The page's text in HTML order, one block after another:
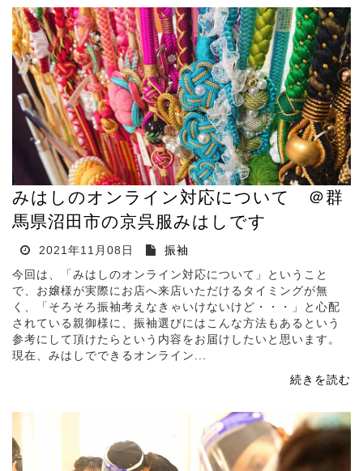
みはしのオンライン対応について ＠群
馬県沼田市の京呉服みはしです
2021年11月08日
振袖
今回は、「みはしのオンライン対応について」ということ
で、お嬢様が実際にお店へ来店いただけるタイミングが無
く、「そろそろ振袖考えなきゃいけないけど・・・」と心配
されている親御様に、振袖選びにはこんな方法もあるという
参考にして頂けたらという内容をお届けしたいと思います。
現在、みはしでできるオンライン...
続きを読む